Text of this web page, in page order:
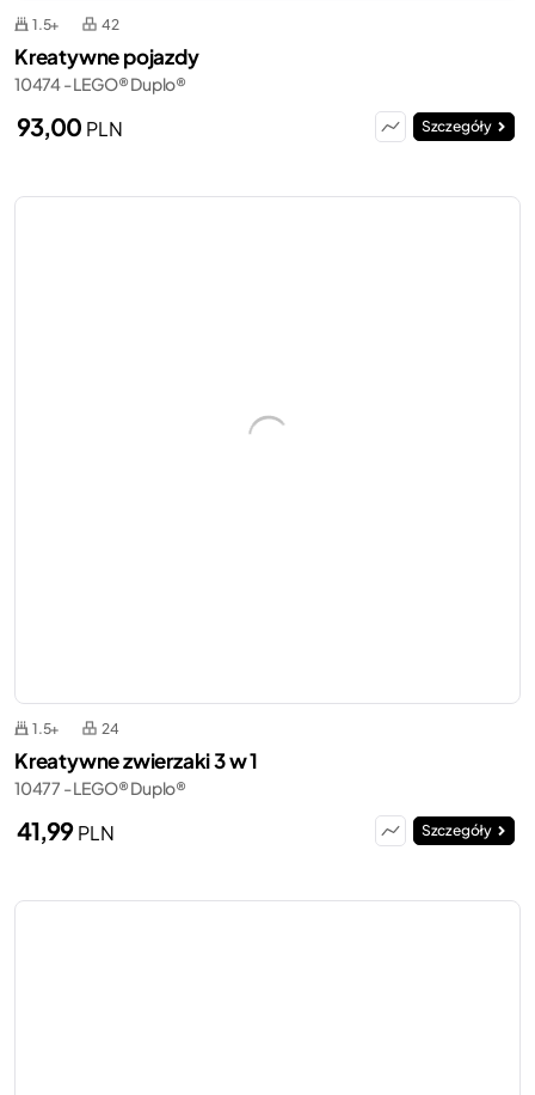
1.5+ 42
Kreatywne pojazdy
10474 - LEGO® Duplo®
93,00 PLN Szczegóły
1.5+ 24
Kreatywne zwierzaki 3 w 1
10477 - LEGO® Duplo®
41,99PLN Szczegóły